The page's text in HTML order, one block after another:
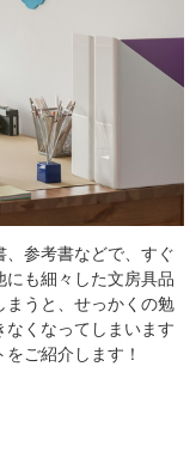
参考書などで、すぐ
も細々した文房具品
まうと、せっかくの勉
くなってしまいます
ご紹介します！